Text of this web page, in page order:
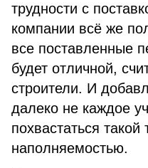
трудности с
компании всё же
все поставленные
будет отличной,
строители. И
далеко не каждое
похвастаться такой
наполняемостью.